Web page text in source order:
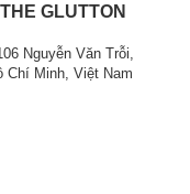
GLUTTON
Nguyễn Văn Trỗi,
Chí Minh, Việt Nam